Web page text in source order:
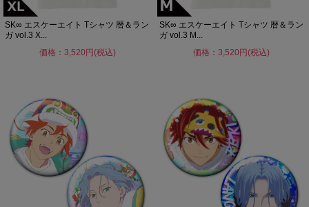
SK∞ エスケーエイト Tシャツ 暦＆ラン
ガ vol.3 X...
価格：3,520円(税込)
SK∞ エスケーエイト Tシャツ 暦＆ラン
ガ vol.3 M...
価格：3,520円(税込)